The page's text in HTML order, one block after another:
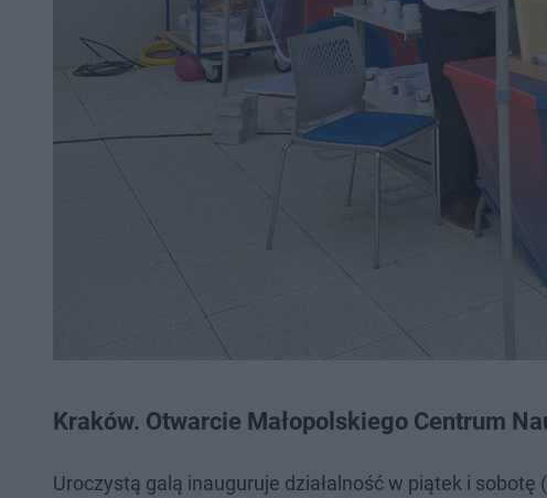
Kraków. Otwarcie Małopolskiego Centrum
Uroczystą galą inauguruje działalność w piątek i sobotę